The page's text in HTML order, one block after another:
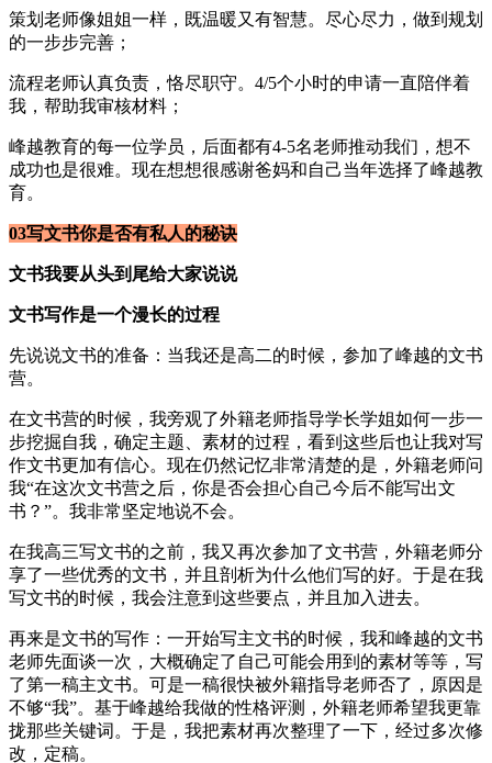
策划老师像姐姐一样，既温暖又有智慧。尽心尽力，做到规划
的一步步完善；
流程老师认真负责，恪尽职守。4/5个小时的申请一直陪伴着
我，帮助我审核材料；
峰越教育的每一位学员，后面都有4-5名老师推动我们，想不
成功也是很难。现在想想很感谢爸妈和自己当年选择了峰越教
育。
03写文书你是否有私人的秘诀
文书我要从头到尾给大家说说
文书写作是一个漫长的过程
先说说文书的准备：当我还是高二的时候，参加了峰越的文书
营。
在文书营的时候，我旁观了外籍老师指导学长学姐如何一步一
步挖掘自我，确定主题、素材的过程，看到这些后也让我对写
作文书更加有信心。现在仍然记忆非常清楚的是，外籍老师问
我“在这次文书营之后，你是否会担心自己今后不能写出文
书？”。我非常坚定地说不会。
在我高三写文书的之前，我又再次参加了文书营，外籍老师分
享了一些优秀的文书，并且剖析为什么他们写的好。于是在我
写文书的时候，我会注意到这些要点，并且加入进去。
再来是文书的写作：一开始写主文书的时候，我和峰越的文书
老师先面谈一次，大概确定了自己可能会用到的素材等等，写
了第一稿主文书。可是一稿很快被外籍指导老师否了，原因是
不够“我”。基于峰越给我做的性格评测，外籍老师希望我更靠
拢那些关键词。于是，我把素材再次整理了一下，经过多次修
改，定稿。